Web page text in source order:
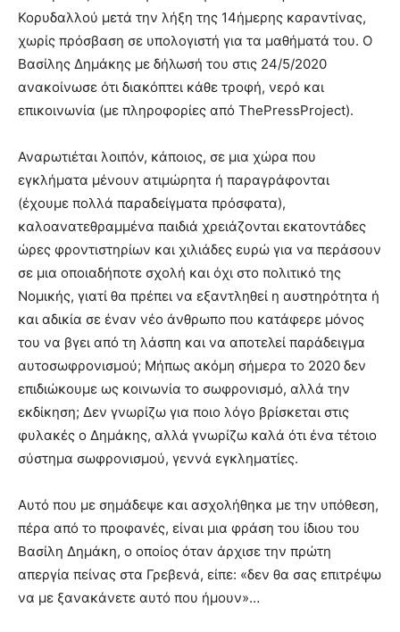
Κορυδαλλού μετά την λήξη της 14ήμερης καραντίνας,
χωρίς πρόσβαση σε υπολογιστή για τα μαθήματά του. Ο
Βασίλης Δημάκης με δήλωσή του στις 24/5/2020
ανακοίνωσε ότι διακόπτει κάθε τροφή, νερό και
επικοινωνία (με πληροφορίες από ThePressProject).
Αναρωτιέται λοιπόν, κάποιος, σε μια χώρα που
εγκλήματα μένουν ατιμώρητα ή παραγράφονται
(έχουμε πολλά παραδείγματα πρόσφατα),
καλοανατεθραμμένα παιδιά χρειάζονται εκατοντάδες
ώρες φροντιστηρίων και χιλιάδες ευρώ για να περάσουν
σε μια οποιαδήποτε σχολή και όχι στο πολιτικό της
Νομικής, γιατί θα πρέπει να εξαντληθεί η αυστηρότητα ή
και αδικία σε έναν νέο άνθρωπο που κατάφερε μόνος
του να βγει από τη λάσπη και να αποτελεί παράδειγμα
αυτοσωφρονισμού; Μήπως ακόμη σήμερα το 2020 δεν
επιδιώκουμε ως κοινωνία το σωφρονισμό, αλλά την
εκδίκηση; Δεν γνωρίζω για ποιο λόγο βρίσκεται στις
φυλακές ο Δημάκης, αλλά γνωρίζω καλά ότι ένα τέτοιο
σύστημα σωφρονισμού, γεννά εγκληματίες.
Αυτό που με σημάδεψε και ασχολήθηκα με την υπόθεση,
πέρα από το προφανές, είναι μια φράση του ίδιου του
Βασίλη Δημάκη, ο οποίος όταν άρχισε την πρώτη
απεργία πείνας στα Γρεβενά, είπε: «δεν θα σας επιτρέψω
να με ξανακάνετε αυτό που ήμουν»…